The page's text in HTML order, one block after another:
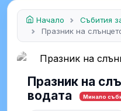
Начало
Събития
Празник на
Празник на
водата
Минало